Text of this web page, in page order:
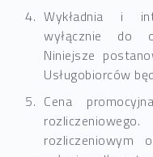
Wykładnia i
wyłącznie do
Niniejsze
Usługobiorców
Cena
rozliczeniowym